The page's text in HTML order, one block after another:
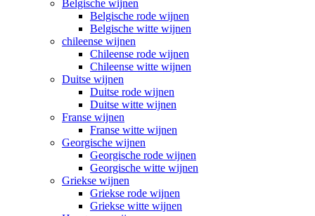
Belgische wijnen
Belgische rode wijnen
Belgische witte wijnen
chileense wijnen
Chileense rode wijnen
Chileense witte wijnen
Duitse wijnen
Duitse rode wijnen
Duitse witte wijnen
Franse wijnen
Franse witte wijnen
Georgische wijnen
Georgische rode wijnen
Georgische witte wijnen
Griekse wijnen
Griekse rode wijnen
Griekse witte wijnen